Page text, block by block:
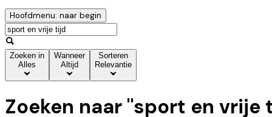
Hoofdmenu: naar begin
Zoeken in
Alles
Wanneer
Altijd
Sorteren
Relevantie
Zoeken naar "sport en vrije